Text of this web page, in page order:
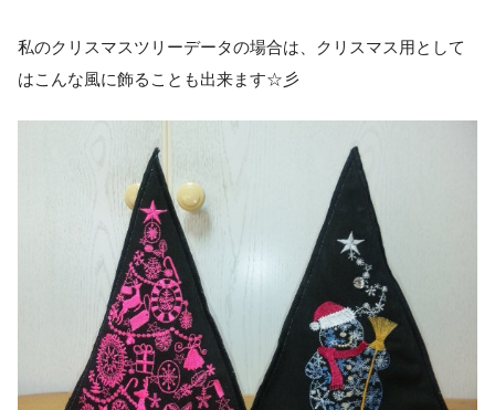
私のクリスマスツリーデータの場合は、クリスマス用として
はこんな風に飾ることも出来ます☆彡